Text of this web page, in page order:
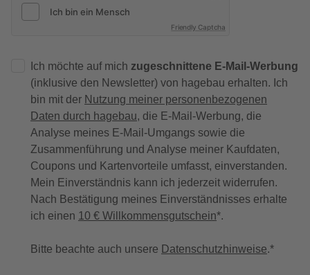
Friendly Captcha
Ich möchte auf mich zugeschnittene E-Mail-Werbung
(inklusive den Newsletter) von hagebau erhalten. Ich
bin mit der Nutzung meiner personenbezogenen
Daten durch hagebau, die E-Mail-Werbung, die
Analyse meines E-Mail-Umgangs sowie die
Zusammenführung und Analyse meiner Kaufdaten,
Coupons und Kartenvorteile umfasst, einverstanden.
Mein Einverständnis kann ich jederzeit widerrufen.
Nach Bestätigung meines Einverständnisses erhalte
ich einen 10 € Willkommensgutschein*.
Bitte beachte auch unsere Datenschutzhinweise.